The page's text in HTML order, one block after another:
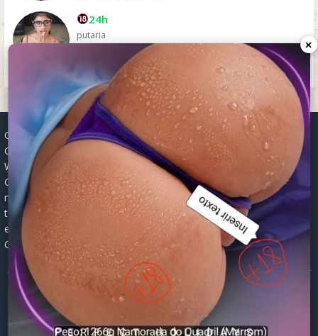
24h
putaria
Grupos WhatsApp, Links de grupos, Entrar grupos WhatsApp,
Grupos de compra e venda, Links WhatsApp atualizados, Grupos
WhatsApp 2025, Links para grupos, Participar grupos WhatsApp,
Grupos ativos WhatsApp, Links gratuitos, Grupos WhatsApp
negócios, Links grupos Brasil, Grupos WhatsApp regionais, Grupos
temáticos WhatsApp, Links públicos WhatsApp, Grupos WhatsApp
empregos, Links grupos classificados, Divulgar grupos WhatsApp,
Grupos WhatsApp descontos, Grupos WhatsApp ofertas.
© 2026 -
Grupos de WhatsApp 2026: Links Atualizados para Entrar
nos Melhores Grupos
| Robots.txt
×